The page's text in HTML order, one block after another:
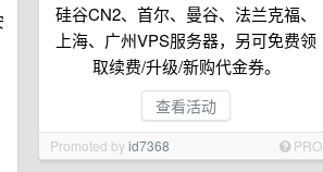
硅谷CN2、首尔、曼谷、法兰克福、
上海、广州VPS服务器，另可免费领
取续费/升级/新购代金券。
查看活动
Promoted byid7368 PRO